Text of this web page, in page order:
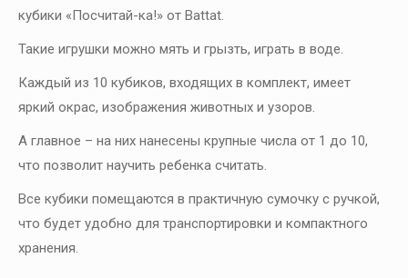
кубики «Посчитай-ка!» от Battat.
Такие игрушки можно мять и грызть, играть в воде.
Каждый из 10 кубиков, входящих в комплект, имеет
яркий окрас, изображения животных и узоров.
А главное – на них нанесены крупные числа от 1 до 10,
что позволит научить ребенка считать.
Все кубики помещаются в практичную сумочку с ручкой,
что будет удобно для транспортировки и компактного
хранения.